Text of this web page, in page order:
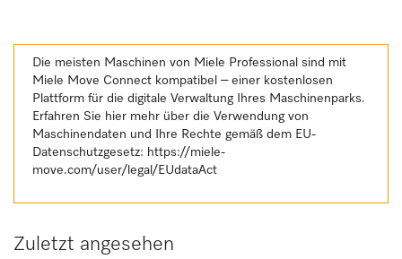
Die meisten Maschinen von Miele Professional sind mit
Miele Move Connect kompatibel – einer kostenlosen
Plattform für die digitale Verwaltung Ihres Maschinenparks.
Erfahren Sie hier mehr über die Verwendung von
Maschinendaten und Ihre Rechte gemäß dem EU-
Datenschutzgesetz: https://miele-
move.com/user/legal/EUdataAct
Zuletzt angesehen